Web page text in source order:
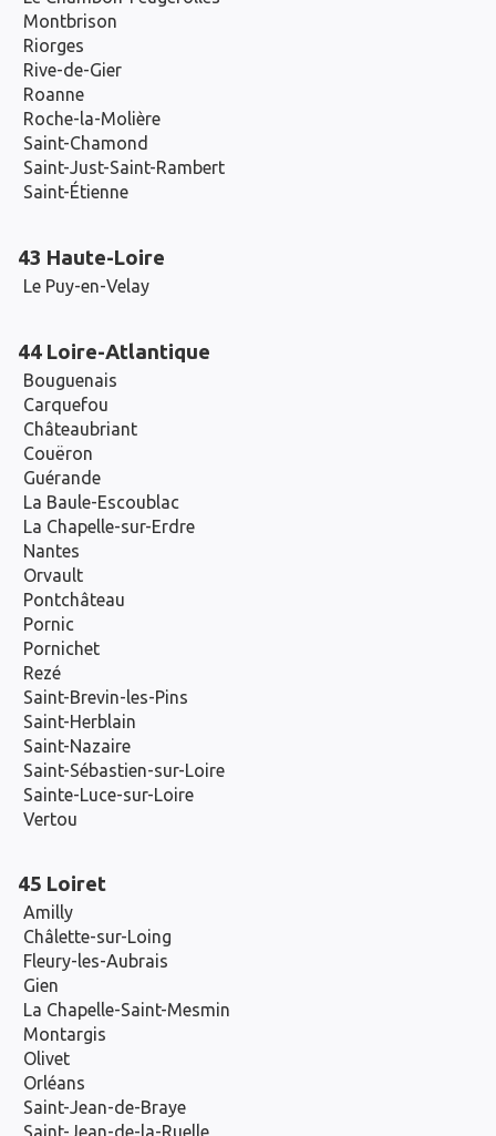
Montbrison
Riorges
Rive-de-Gier
Roanne
Roche-la-Molière
Saint-Chamond
Saint-Just-Saint-Rambert
Saint-Étienne
43 Haute-Loire
Le Puy-en-Velay
44 Loire-Atlantique
Bouguenais
Carquefou
Châteaubriant
Couëron
Guérande
La Baule-Escoublac
La Chapelle-sur-Erdre
Nantes
Orvault
Pontchâteau
Pornic
Pornichet
Rezé
Saint-Brevin-les-Pins
Saint-Herblain
Saint-Nazaire
Saint-Sébastien-sur-Loire
Sainte-Luce-sur-Loire
Vertou
45 Loiret
Amilly
Châlette-sur-Loing
Fleury-les-Aubrais
Gien
La Chapelle-Saint-Mesmin
Montargis
Olivet
Orléans
Saint-Jean-de-Braye
Saint-Jean-de-la-Ruelle